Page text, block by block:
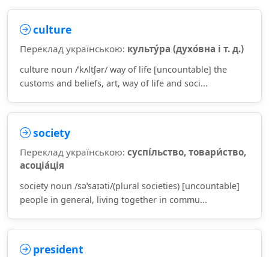
culture
Переклад українською: культу́ра (духо́вна і т. д.)
culture noun /ˈkʌltʃər/ way of life [uncountable] the
customs and beliefs, art, way of life and soci...
society
Переклад українською: суспі́льство, товари́ство,
асоціа́ція
society noun /səˈsaɪəti/(plural societies) [uncountable]
people in general, living together in commu...
president